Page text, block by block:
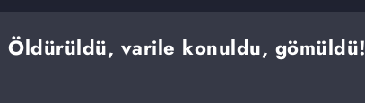
Öldürüldü, varile konuldu, gömüldü!